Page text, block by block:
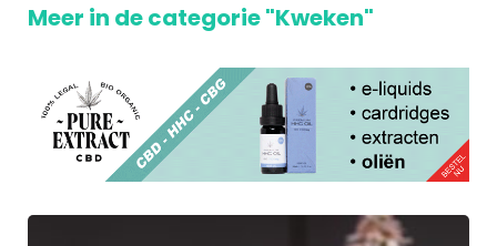
Meer in de categorie "Kweken"